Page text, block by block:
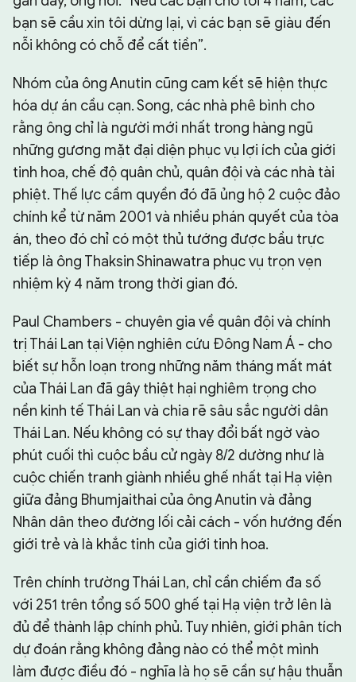
bạn sẽ cầu xin tôi dừng lại, vì các bạn sẽ giàu đến
nỗi không có chỗ để cất tiền”.
Nhóm của ông Anutin cũng cam kết sẽ hiện thực
hóa dự án cầu cạn. Song, các nhà phê bình cho
rằng ông chỉ là người mới nhất trong hàng ngũ
những gương mặt đại diện phục vụ lợi ích của giới
tinh hoa, chế độ quân chủ, quân đội và các nhà tài
phiệt. Thế lực cầm quyền đó đã ủng hộ 2 cuộc đảo
chính kể từ năm 2001 và nhiều phán quyết của tòa
án, theo đó chỉ có một thủ tướng được bầu trực
tiếp là ông Thaksin Shinawatra phục vụ trọn vẹn
nhiệm kỳ 4 năm trong thời gian đó.
Paul Chambers - chuyên gia về quân đội và chính
trị Thái Lan tại Viện nghiên cứu Đông Nam Á - cho
biết sự hỗn loạn trong những năm tháng mất mát
của Thái Lan đã gây thiệt hại nghiêm trọng cho
nền kinh tế Thái Lan và chia rẽ sâu sắc người dân
Thái Lan. Nếu không có sự thay đổi bất ngờ vào
phút cuối thì cuộc bầu cử ngày 8/2 dường như là
cuộc chiến tranh giành nhiều ghế nhất tại Hạ viện
giữa đảng Bhumjaithai của ông Anutin và đảng
Nhân dân theo đường lối cải cách - vốn hướng đến
giới trẻ và là khắc tinh của giới tinh hoa.
Trên chính trường Thái Lan, chỉ cần chiếm đa số
với 251 trên tổng số 500 ghế tại Hạ viện trở lên là
đủ để thành lập chính phủ. Tuy nhiên, giới phân tích
dự đoán rằng không đảng nào có thể một mình
làm được điều đó - nghĩa là họ sẽ cần sự hậu thuẫn